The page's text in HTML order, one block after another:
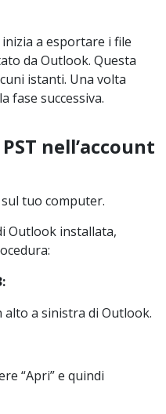
a esportare i file
da Outlook. Questa
istanti. Una volta
fase successiva.
nell’account
tuo computer.
Outlook installata,
alto a sinistra di Outlook.
“Apri” e quindi